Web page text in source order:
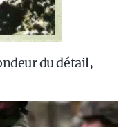
du détail,